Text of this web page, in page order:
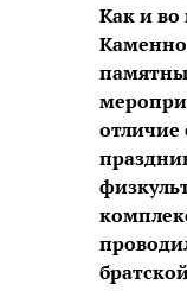
Как и во
отличие